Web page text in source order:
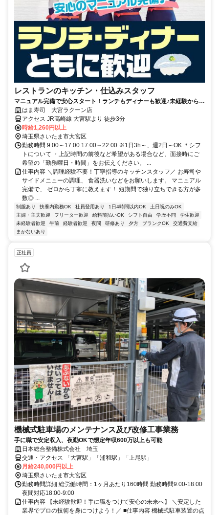
レストランのキッチン・仕込みスタッフ
マニュアル完備で安心スタート！ランチもディナーも歓迎♪未経験から始
められます！
はま寿司 大宮ラクーン店
アクセス JR高崎線 大宮駅より 徒歩3分
時給1,260円以上
埼玉県さいたま市大宮区
勤務時間 9:00～17:00 17:00～22:00 ※1日3h～、週2日～OK ＊シフ
トについて ・上記時間の前後など希望がある場合など、面接時にご
希望の「勤務曜日・時間」をお伝えください。 ...
仕事内容 ＼調理経験不要！丁寧指導のキッチンスタッフ／ お寿司や
サイドメニューの調理、 食器洗いなどをお願いします。 マニュアル
完備で、 ゼロから丁寧に教えます！ 短期間で独り立ちできる方が多
数◎ ...
制服あり 扶養内勤務OK 社員登用あり 1日4時間以内OK
土日祝のみOK
主婦・主夫歓迎
フリーター歓迎 給料前払いOK シフト自由 学歴不問
学生歓迎
未経験者歓迎
午前 経験者歓迎 夜間 研修あり 夕方 ブランクOK
交通費支給
まかないあり
正社員
機械式駐車場のメンテナンス及び改修工事業務
手に職で安定収入、夜勤OKで想定年収600万以上も可能
日本総合整備株式会社 埼玉
交通・アクセス 「大宮駅」「浦和駅」「上尾駅」
月給240,000円以上
埼玉県さいたま市大宮区
勤務時間詳細 総労働時間：1ヶ月あたり160時間 勤務時間9:00-18:00
夜間対応18:00-9:00
仕事内容 【未経験歓迎！手に職をつけて安心の未来へ】 ＼安定した
業界でプロの技術を身につけよう！／ ■仕事内容 機械式駐車装置の点